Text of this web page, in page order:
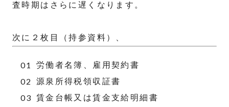
査時期はさらに遅くなります。
次に２枚目（持参資料）、
労働者名簿、雇用契約書
源泉所得税領収証書
賃金台帳又は賃金支給明細書